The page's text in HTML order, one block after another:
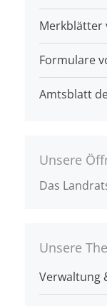
Merkblätter
Formulare
Amtsblatt
Unsere
Das
Unsere
Verwaltung